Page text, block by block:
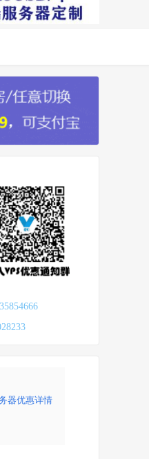
器优惠详情